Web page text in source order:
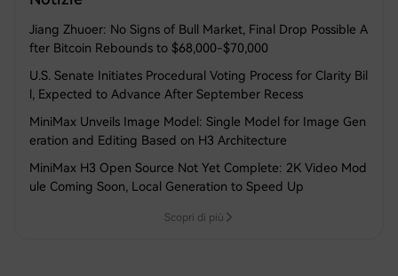
Jiang Zhuoer: No Signs of Bull Market, Final Drop Possible A
fter Bitcoin Rebounds to $68,000-$70,000
U.S. Senate Initiates Procedural Voting Process for Clarity Bil
l, Expected to Advance After September Recess
MiniMax Unveils Image Model: Single Model for Image Gen
eration and Editing Based on H3 Architecture
MiniMax H3 Open Source Not Yet Complete: 2K Video Mod
ule Coming Soon, Local Generation to Speed Up
Scopri di più